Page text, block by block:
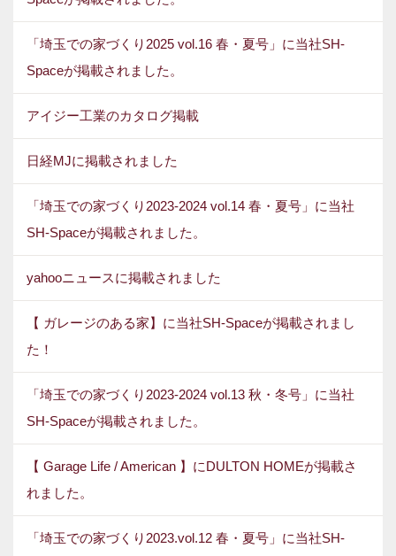
「埼玉での家づくり2025 vol.16 春・夏号」に当社SH-
Spaceが掲載されました。
アイジー工業のカタログ掲載
日経MJに掲載されました
「埼玉での家づくり2023-2024 vol.14 春・夏号」に当社
SH-Spaceが掲載されました。
yahooニュースに掲載されました
【 ガレージのある家】に当社SH-Spaceが掲載されまし
た！
「埼玉での家づくり2023-2024 vol.13 秋・冬号」に当社
SH-Spaceが掲載されました。
【 Garage Life / American 】にDULTON HOMEが掲載さ
れました。
「埼玉での家づくり2023.vol.12 春・夏号」に当社SH-